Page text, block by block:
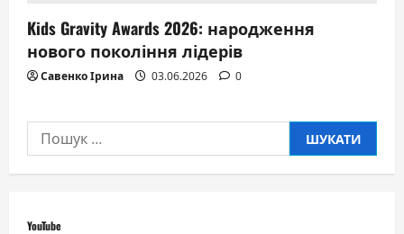
Kids Gravity Awards 2026: народження
нового покоління лідерів
Савенко Ірина 03.06.2026 0
Пошук:
YouTube